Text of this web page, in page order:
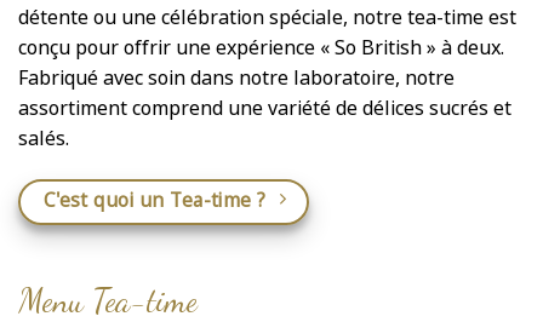
détente ou une célébration spéciale, notre tea-time est
conçu pour offrir une expérience « So British » à deux.
Fabriqué avec soin dans notre laboratoire, notre
assortiment comprend une variété de délices sucrés et
salés.
C'est quoi un Tea-time ?
Menu Tea-time